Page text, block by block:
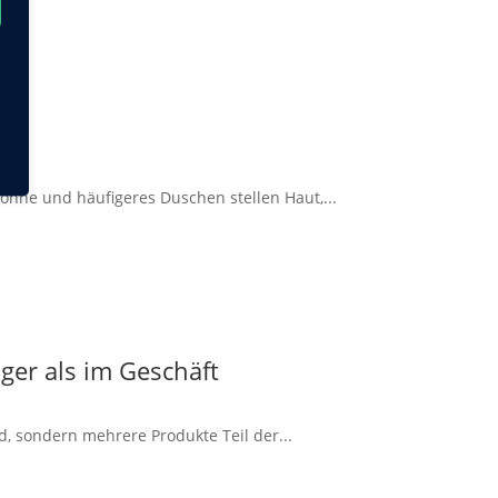
und häufigeres Duschen stellen Haut,...
als im Geschäft
sondern mehrere Produkte Teil der...